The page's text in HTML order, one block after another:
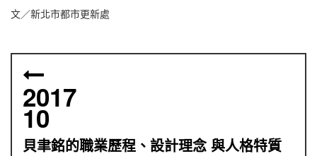
文／新北市都市更新處
2017
10
貝聿銘的職業歷程、設計理念 與人格特質